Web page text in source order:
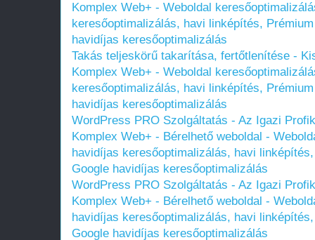
Komplex Web+ - Weboldal
keresőoptimalizálás, havi linképítés,
havidíjas keresőoptimalizálás
Takás teljeskörű takarítása, fertőtlenítése -
Komplex Web+ - Weboldal
keresőoptimalizálás, havi linképítés,
havidíjas keresőoptimalizálás
WordPress PRO Szolgáltatás - Az Igazi
Komplex Web+ - Bérelhető weboldal -
havidíjas keresőoptimalizálás, havi
Google havidíjas keresőoptimalizálás
WordPress PRO Szolgáltatás - Az Igazi
Komplex Web+ - Bérelhető weboldal -
havidíjas keresőoptimalizálás, havi
Google havidíjas keresőoptimalizálás